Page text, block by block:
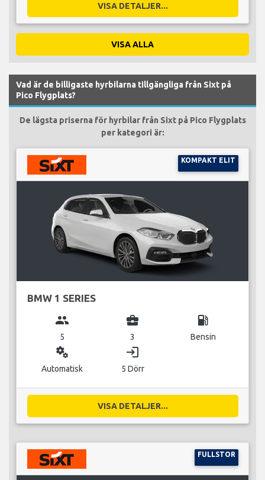
VISA DETALJER...
VISA ALLA
Vad är de billigaste hyrbilarna tillgängliga från Sixt på
Pico Flygplats?
De lägsta priserna för hyrbilar från Sixt på Pico Flygplats
per kategori är:
KOMPAKT ELIT
BMW 1 SERIES
group
5
business_center
3
local_gas_station
Bensin
miscellaneous_services
Automatisk
login
5 Dörr
VISA DETALJER...
FULLSTOR